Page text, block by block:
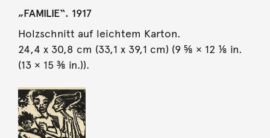
„FAMILIE“. 1917
Holzschnitt auf leichtem Karton.
24,4 x 30,8 cm (33,1 x 39,1 cm) (9 ⅝ × 12 ⅛ in.
(13 × 15 ⅜ in.)).